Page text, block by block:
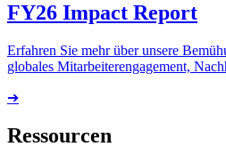
FY26 Impact Report
Erfahren Sie mehr über unsere
globales Mitarbeiterengagement,
➔
Ressourcen